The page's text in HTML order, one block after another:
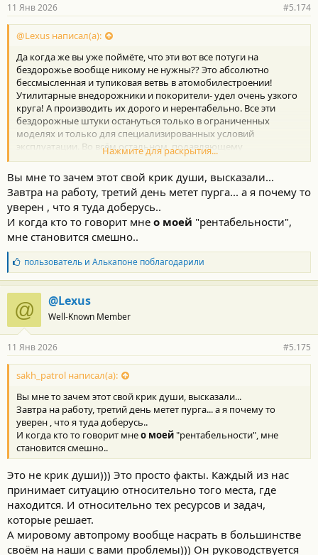
11 Янв 2026 #5.174
@Lexus написал(а):
Да когда же вы уже поймёте, что эти вот все потуги на
бездорожье вообще никому не нужны?? Это абсолютно
бессмысленная и тупиковая ветвь в атомобилестроении!
Утилитарные внедорожники и покорители- удел очень узкого
круга! А производить их дорого и нерентабельно. Все эти
бездорожные штуки остануться только в ограниченных
моделях и только для специализированных условий
эксплуатации. Во всём остальном, подавляющему
большинству потребителей ЗА ГЛАЗА электронных
имитаторов! Вот прям больше и не надо. ну придумают какие-
то алгоритмы новые- хорошо. Все производители со временем
откажутся от механических блокировок и прочего. Абсолютно
все. Повторюсь, останутся только утилитарные модели. Типа,
как у тойоты 70-я серия. Ну, пикапы может ещё... В силу их
применения. И то далеко не все. Производителям нужны
деньги и непрекращающийся поток тех, кто эти деньги заносит
в салоны! И вот китайцы это довольно-таки быстро поняли... И
развиваются, кстати, очень быстрыми темпами.... Такими,
которые большинству европейских производителей даже и не
снились... Да и той же тойоте, кстати... Тойота довольно-таки
консервативна в развитии, но и там уже поняли, куда надо
лыжи направлять
механические блокировки и прочее....
Нажмите для раскрытия...
Вы мне то зачем этот свой крик души, высказали...
Завтра на работу, третий день метет пурга... а я почему то
уверен , что я туда доберусь..
И когда кто то говорит мне о моей "рентабельности",
мне становится смешно..
Б
л
а
г
о
д
а
н
о
с
и
:
пользовательи Алькапонепоблагодарили
@ @Lexus
Well-Known Member
11 Янв 2026 #5.175
sakh_patrol написал(а):
Вы мне то зачем этот свой крик души, высказали...
Завтра на работу, третий день метет пурга... а я почему то
уверен , что я туда доберусь..
И когда кто то говорит мнео моей"рентабельности", мне
становится смешно..
Это не крик души))) Это просто факты. Каждый из нас
принимает ситуацию относительно того места, где
находится. И относительно тех ресурсов и задач,
которые решает.
А мировому автопрому вообще насрать в большинстве
своём на наши с вами проблемы))) Он руководствуется